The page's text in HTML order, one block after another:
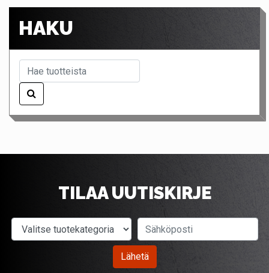
HAKU
TILAA UUTISKIRJE
Valitse tuotekategoria
Lähetä